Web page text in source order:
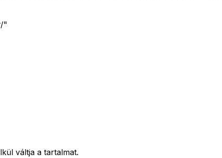
"
váltja a tartalmat.